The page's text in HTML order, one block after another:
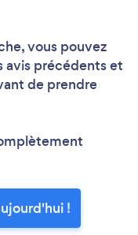
vous pouvez
avis précédents et
de prendre
!